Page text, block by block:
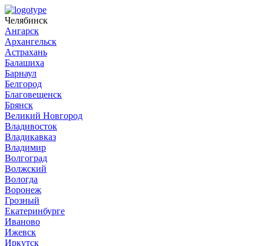
Челябинск
Ангарск
Архангельск
Астрахань
Балашиха
Барнаул
Белгород
Благовещенск
Брянск
Великий Новгород
Владивосток
Владикавказ
Владимир
Волгоград
Волжский
Вологда
Воронеж
Грозный
Екатеринбурге
Иваново
Ижевск
Иркутск